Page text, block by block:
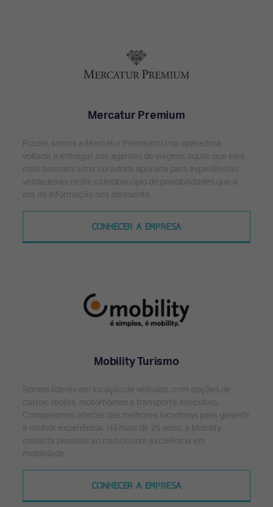
Mercatur Premium
Prazer, somos a Mercatur Premium! Uma operadora
voltada a entregar aos agentes de viagens aquilo que eles
mais buscam: Uma curadoria apurada para experiências
verdadeiras neste caleidoscópio de possibilidades que a
era da informação nos apresenta.
CONHECER A EMPRESA
Mobility Turismo
Somos líderes em locação de veículos, com opções de
carros, motos, motorhomes e transporte executivo.
Comparamos ofertas das melhores locadoras para garantir
a melhor experiência. Há mais de 25 anos, a Mobility
conecta pessoas ao mundo com excelência em
mobilidade.
CONHECER A EMPRESA